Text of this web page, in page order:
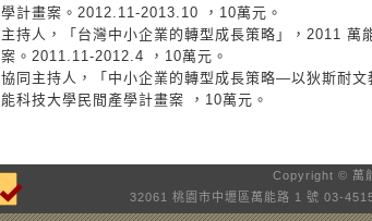
學計畫案。2012.11-2013.10 ，10萬元。
主持人，「台灣中小企業的轉型成長策略」，2011 萬
案。2011.11-2012.4 ，10萬元。
協同主持人，「中小企業的轉型成長策略—以狄斯耐
能科技大學民間產學計畫案 ，10萬元。
Copyright © 萬
32061 桃園市中壢區萬能路 1 號 03-